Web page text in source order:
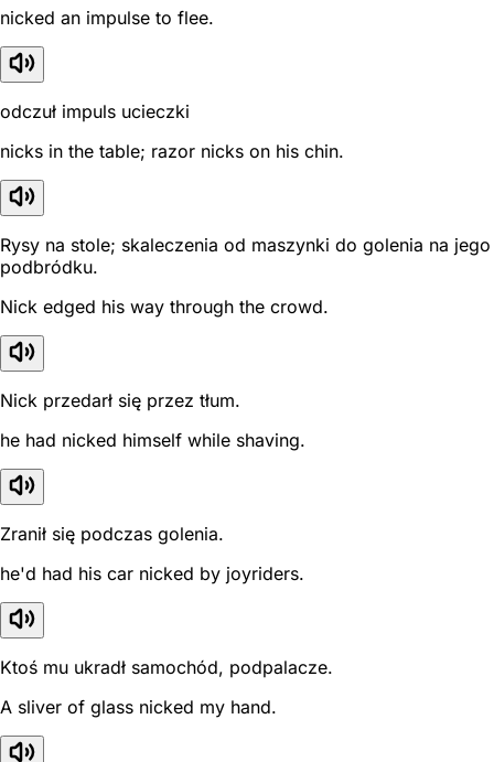
nicked an impulse to flee.
odczuł impuls ucieczki
nicks in the table; razor nicks on his chin.
Rysy na stole; skaleczenia od maszynki do golenia na jego
podbródku.
Nick edged his way through the crowd.
Nick przedarł się przez tłum.
he had nicked himself while shaving.
Zranił się podczas golenia.
he'd had his car nicked by joyriders.
Ktoś mu ukradł samochód, podpalacze.
A sliver of glass nicked my hand.